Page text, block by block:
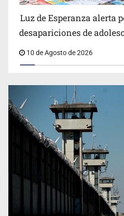
Siapa da aval irregular para
Luz de Esperanza alerta
desapariciones de
10 de Agosto de 2026